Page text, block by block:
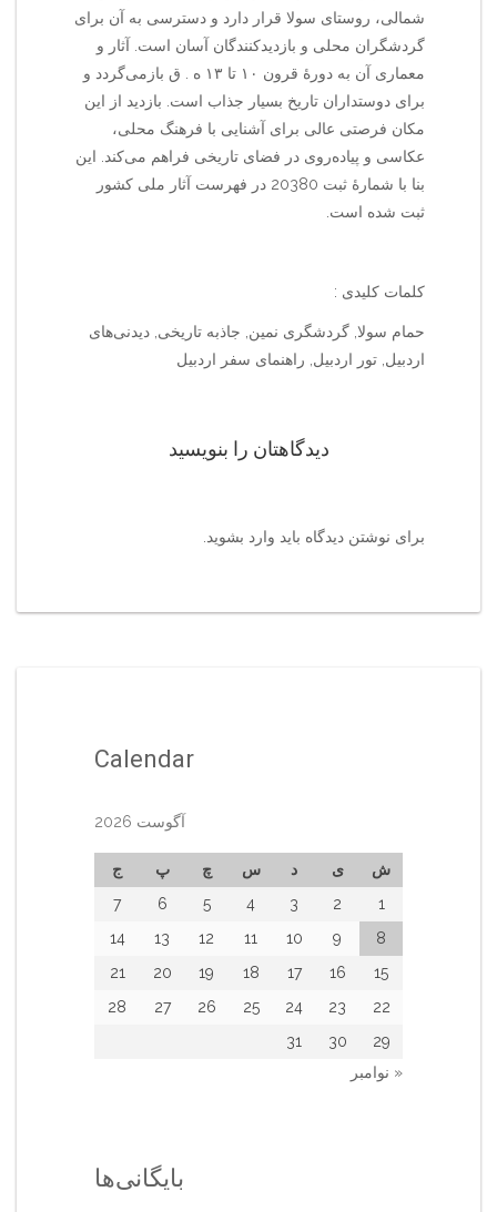
شمالی، روستای سولا قرار دارد و دسترسی به آن برای
گردشگران محلی و بازدیدکنندگان آسان است. آثار و
معماری آن به دورهٔ قرون ۱۰ تا ۱۳ ه . ق بازمی‌گردد و
برای دوستداران تاریخ بسیار جذاب است. بازدید از این
مکان فرصتی عالی برای آشنایی با فرهنگ محلی،
عکاسی و پیاده‌روی در فضای تاریخی فراهم می‌کند. این
بنا با شمارهٔ ثبت 20380 در فهرست آثار ملی کشور
ثبت شده است.
کلمات کلیدی :
حمام سولا, گردشگری نمین, جاذبه تاریخی, دیدنی‌های
اردبیل, تور اردبیل, راهنمای سفر اردبیل
دیدگاهتان را بنویسید
برای نوشتن دیدگاه باید وارد بشوید.
Calendar
آگوست 2026
ش ی د س چ پ
ج
1
2
3
4
5
6
7
8
9
10
11
12
13
14
15
16
17
18
19
20
21
22
23
24
25
26
27
28
29
30
31
« نوامبر
بایگانی‌ها